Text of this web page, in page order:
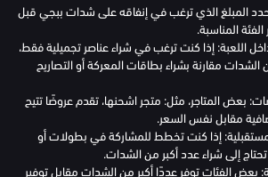
المبلغ الذي ترغب في إنفاقه على شدات ببجي قبل
المناسبة.
اللعبة: إذا كنت ترغب في شراء عناصر تجميلية فقط،
مقارنة بشراء بطاقات المعركة أو التصاريح
بعض المتاجر، مثل: متجر اشحنها، تقدم عروضًا تتيح
مقابل نفس السعر.
إذا كنت تخطط للمشاركة في بطولات أو
إلى شراء عدد أكبر من الشدات.
بعض الفئات توفر عددًا أكبر من الشدات مقابل توفير